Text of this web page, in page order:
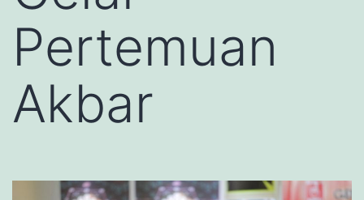
Pertemuan
Akbar